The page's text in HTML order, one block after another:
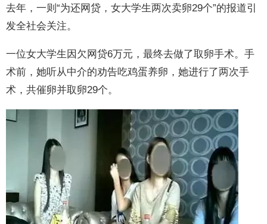
去年，一则“为还网贷，女大学生两次卖卵29个”的报道引
发全社会关注。
一位女大学生因欠网贷6万元，最终去做了取卵手术。手
术前，她听从中介的劝告吃鸡蛋养卵，她进行了两次手
术，共催卵并取卵29个。